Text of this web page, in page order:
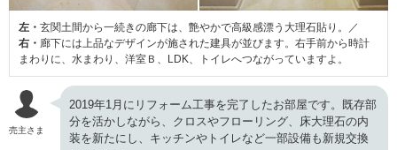
左・ 玄関土間から一続きの廊下は、艶やかで高級感漂う大理石貼り。／
右・ 廊下には上品なデザインが施された建具が並びます。右手前から時計
まわりに、水まわり、洋室Ｂ、LDK、トイレへつながっていますよ。
売主さま
2019年1月にリフォーム工事を完了したお部屋です。既存部
分を活かしながら、クロスやフローリング、床大理石の内
装を新たにし、キッチンやトイレなど一部設備も新規交換